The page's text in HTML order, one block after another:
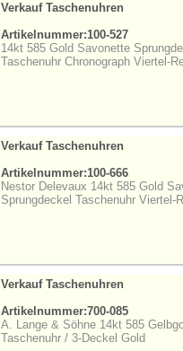
Verkauf Taschenuhren
Artikelnummer:100-527
14kt 585 Gold Savonette
Taschenuhr Chronograph Viertel-
Verkauf Taschenuhren
Artikelnummer:100-666
Nestor Delevaux 14kt 585 Gold
Sprungdeckel Taschenuhr Viertel-
Verkauf Taschenuhren
Artikelnummer:700-085
A. Lange & Söhne 14kt 585
Taschenuhr / 3-Deckel Gold